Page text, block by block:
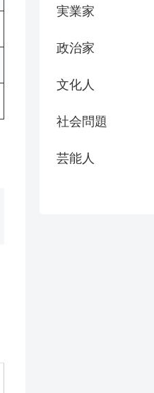
実業家
政治家
文化人
社会問題
芸能人